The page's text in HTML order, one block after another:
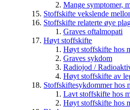
Mange symptomer,
Stoffskifte vekslende
Stoffskifte relaterte øye
Graves oftalmopati
Høyt stoffskifte
Høyt stoffskifte hos
Graves sykdom
Radiojod /
Høyt stoffskifte av
Stoffskiftesykdommer hos
Lavt stoffskifte hos
Høyt stoffskifte hos